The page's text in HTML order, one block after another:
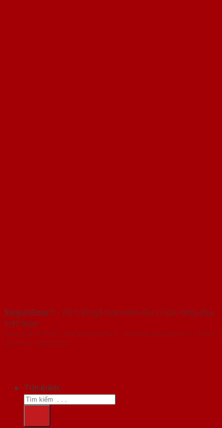
SaigonDoor™ - Hệ thống Showroom cửa nhựa hàng đầu
Việt Nam
Copyright ⓒ 2016 – 2026 SaigonDoor™ - www.bancuanhua.com | Đơn vị
chủ quản SaigonDoor
Tìm kiếm: